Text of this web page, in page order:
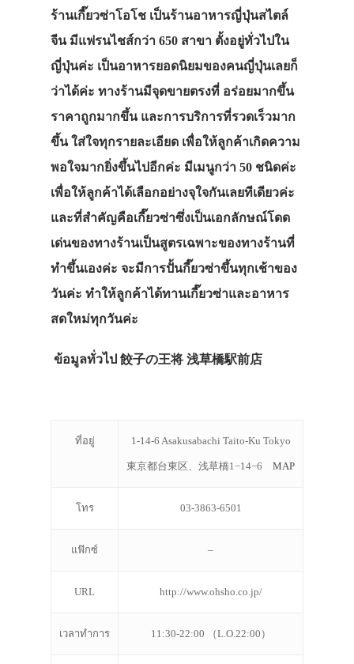
ร้านเกี๊ยวซ่าโอโช เป็นร้านอาหารญี่ปุ่นสไตล์
จีน มีแฟรนไชส์กว่า 650 สาขา ตั้งอยู่ทั่วไปใน
ญี่ปุ่นค่ะ เป็นอาหารยอดนิยมของคนญี่ปุ่นเลยก็
ว่าได้ค่ะ ทางร้านมีจุดขายตรงที่ อร่อยมากขึ้น
ราคาถูกมากขึ้น และการบริการที่รวดเร็วมาก
ขึ้น ใส่ใจทุกรายละเอียด เพื่อให้ลูกค้าเกิดความ
พอใจมากยิ่งขึ้นไปอีกค่ะ มีเมนูกว่า 50 ชนิดค่ะ
เพื่อให้ลูกค้าได้เลือกอย่างจุใจกันเลยทีเดียวค่ะ
และที่สำคัญคือเกี๊ยวซ่าซึ่งเป็นเอกลักษณ์โดด
เด่นของทางร้านเป็นสูตรเฉพาะของทางร้านที่
ทำขึ้นเองค่ะ จะมีการปั้นกี๊ยวซ่าขึ้นทุกเช้าของ
วันค่ะ ทำให้ลูกค้าได้ทานเกี๊ยวซ่าและอาหาร
สดใหม่ทุกวันค่ะ
ข้อมูลทั่วไป 餃子の王将 浅草橋駅前店
ที่อยู่ 1-14-6 Asakusabachi Taito-Ku Tokyo
東京都台東区、浅草橋1−14−6 MAP
โทร 03-3863-6501
แฟ๊กซ์ –
URL http://www.ohsho.co.jp/
เวลาทำการ 11:30-22:00 （L.O.22:00）